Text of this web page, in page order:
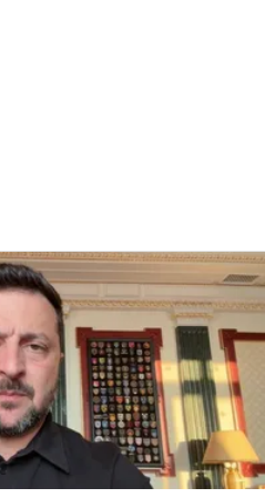
Зеленський про
проти Росії й
до спільного проєкту
вчителям підвищать
деталі
педагогам уряд